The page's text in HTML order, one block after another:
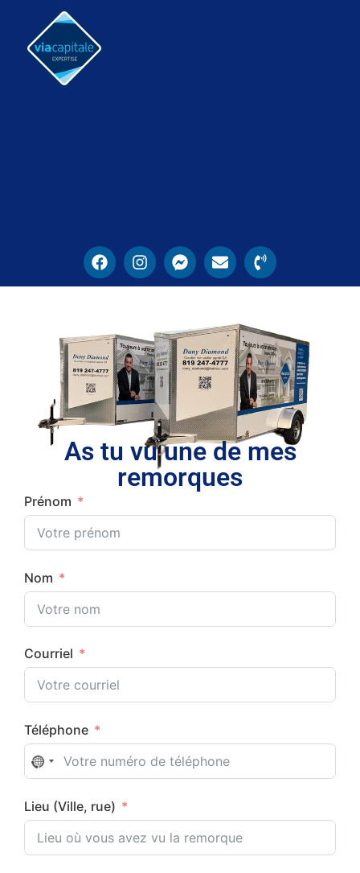
As tu vu une de mes
remorques
Prénom
Nom
Courriel
Téléphone
No country selected
Lieu (Ville, rue)